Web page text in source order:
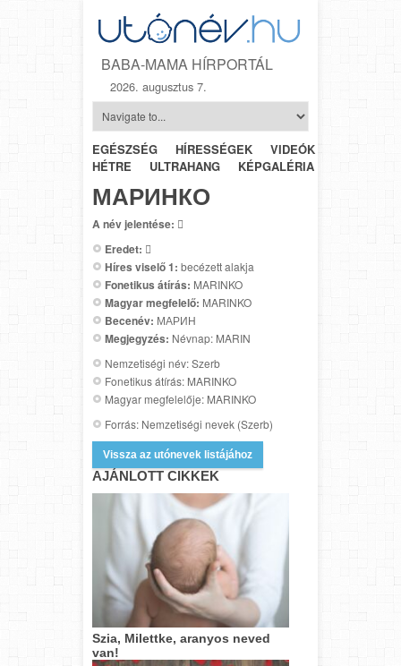
BABA-MAMA HÍRPORTÁL
2026. augusztus 7.
EGÉSZSÉG HÍRESSÉGEK VIDEÓK
HÉTRŐL-
HÉTRE
ULTRAHANG KÉPGALÉRIA
МАРИНКО
A név jelentése: 
Eredet: 
Híres viselő 1: becézett alakja
Fonetikus átírás: MARINKO
Magyar megfelelő: MARINKO
Becenév: МАРИН
Megjegyzés: Névnap: MARIN
Nemzetiségi név: Szerb
Fonetikus átírás: MARINKO
Magyar megfelelője: MARINKO
Forrás: Nemzetiségi nevek (Szerb)
Vissza az utónevek listájához
AJÁNLOTT CIKKEK
Szia, Milettke, aranyos neved
van!